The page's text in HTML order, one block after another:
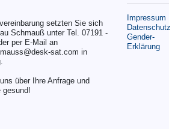
setzten Sie sich
Schmauß unter Tel. 07191 -
per E-Mail an
sat.com in
über Ihre Anfrage und
gesund!
Impressum
Datenschutz
Gender-
Erklärung